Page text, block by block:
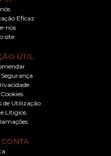
Eficaz
nos
site
ÚTIL
de Utilização
Litígios